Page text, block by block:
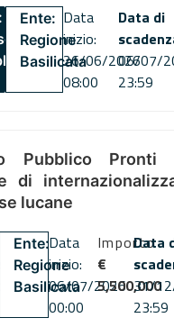
Ente:
Regione
Basilicata
Data
inizio:
26/06/2026
08:00
Data di
06/07/
23:59
Pubblico Pronti
di
lucane
Ente:
Regione
Basilicata
Data
inizio:
06/07/2026
00:00
Importo
€
5,500,000
Data
31/
23:59